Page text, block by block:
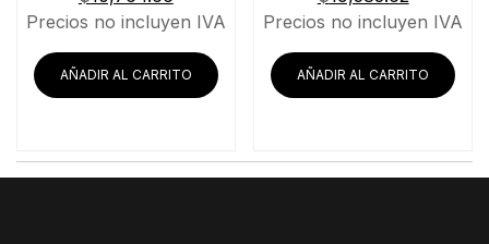
Precios no incluyen IVA
AÑADIR AL CARRITO
Precios no incluyen IVA
AÑADIR AL CARRITO